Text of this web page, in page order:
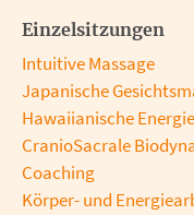
Einzelsitzungen
Intuitive Massage
Japanische
Hawaiianische
CranioSacrale
Coaching
Körper- und